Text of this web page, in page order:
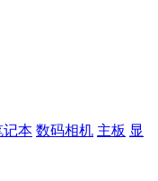
记本 数码相机 主板 显